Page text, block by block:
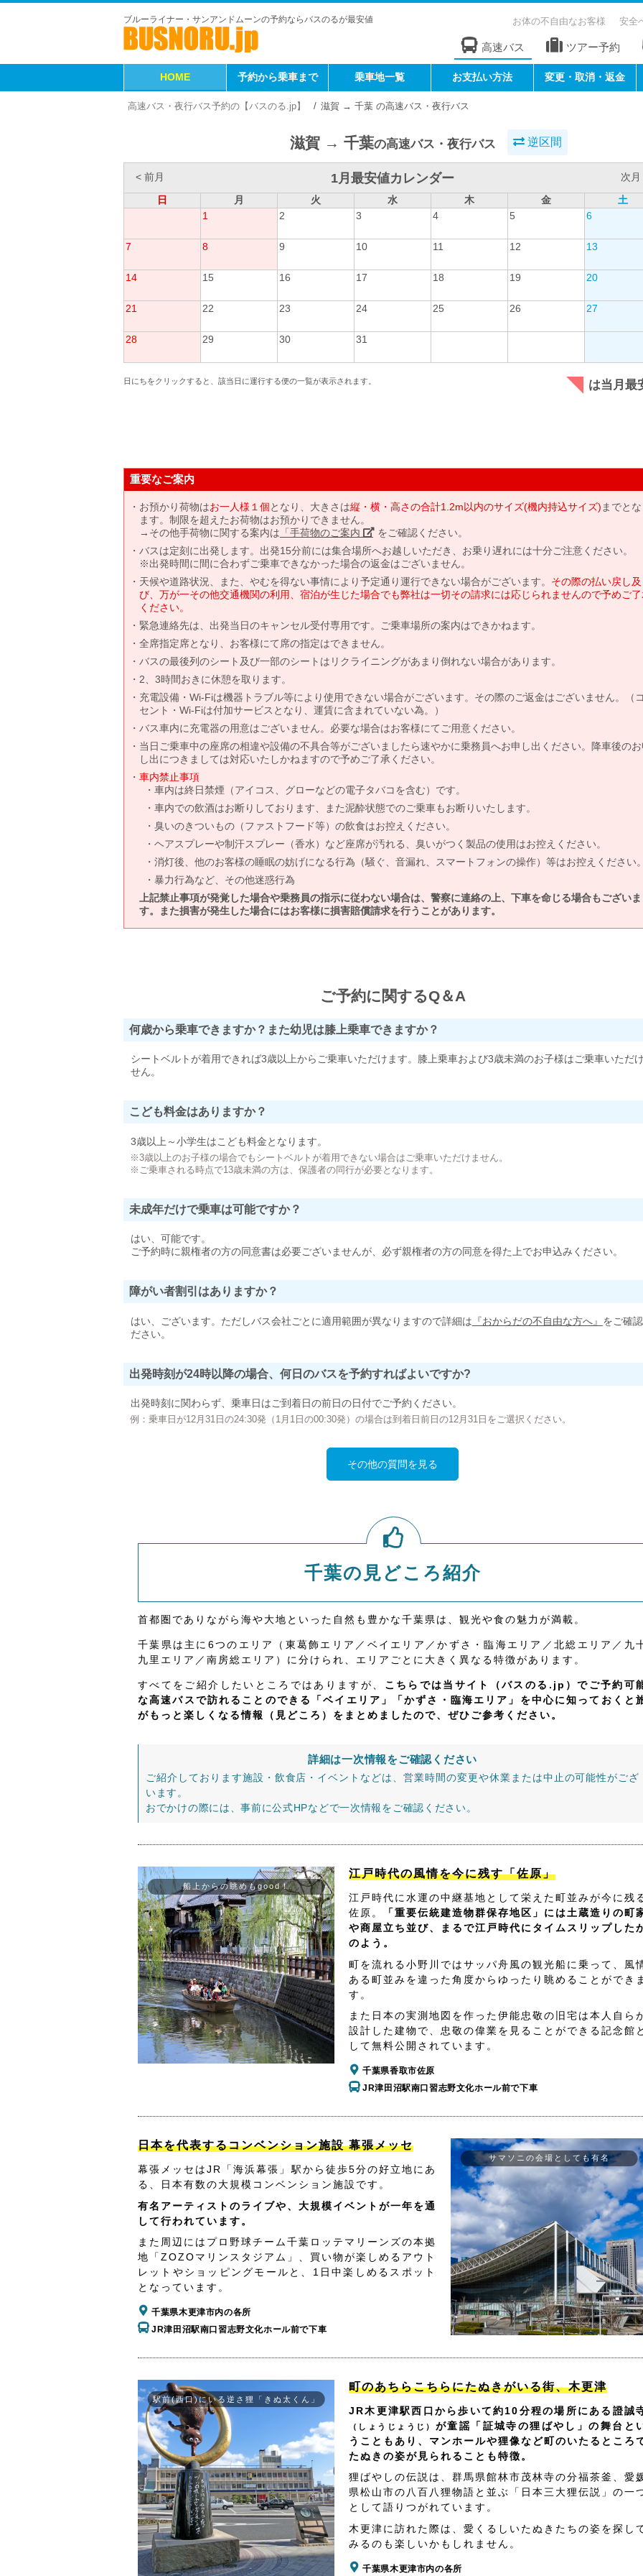
ブルーライナー・サンアンドムーンの予約ならバスのるが最安値 お体の不自由なお客様 安全
高速バス ツアー予約
HOME 予約から乗車まで 乗車地一覧 お支払い方法 変更・取消・返金
高速バス・夜行バス予約の【バスのる.jp】 滋賀 → 千葉 の高速バス・夜行バス
滋賀 → 千葉の高速バス・夜行バス 逆区間
< 前月 1月最安値カレンダー
次月
日
月 火 水 木 金
土
1
2 3 4 5 6
7 8 9 10 11 12 13
14 15 16 17 18 19 20
21 22 23 24 25 26 27
28 29 30 31
日にちをクリックすると、該当日に運行する便の一覧が表示されます。 は当月最
重要なご案内
お預かり荷物はお一人様１個となり、大きさは縦・横・高さの合計1.2m以内のサイズ(機内持込サイズ) までと
ます。制限を超えたお荷物はお預かりできません。
→その他手荷物に関する案内は 「手荷物のご案内」 をご確認ください。
バスは定刻に出発します。出発15分前には集合場所へお越しいただき、お乗り遅れには十分ご注意ください。
※出発時間に間に合わずご乗車できなかった場合の返金はございません。
天候や道路状況、また、やむを得ない事情により予定通り運行できない場合がございます。 その際の払い戻し及
び、万が一その他交通機関の利用、宿泊が生じた場合でも弊社は一切その請求には応じられませんので予めご
ください。
緊急連絡先は、出発当日のキャンセル受付専用です。ご乗車場所の案内はできかねます。
全席指定席となり、お客様にて席の指定はできません。
バスの最後列のシート及び一部のシートはリクライニングがあまり倒れない場合があります。
2、3時間おきに休憩を取ります。
充電設備・Wi-Fiは機器トラブル等により使用できない場合がございます。その際のご返金はございません。（
セント・Wi-Fiは付加サービスとなり、運賃に含まれていない為。）
バス車内に充電器の用意はございません。必要な場合はお客様にてご用意ください。
当日ご乗車中の座席の相違や設備の不具合等がございましたら速やかに乗務員へお申し出ください。降車後の
し出につきましては対応いたしかねますので予めご了承ください。
車内禁止事項
車内は終日禁煙（アイコス、グローなどの電子タバコを含む）です。
車内での飲酒はお断りしております、また泥酔状態でのご乗車もお断りいたします。
臭いのきついもの（ファストフード等）の飲食はお控えください。
ヘアスプレーや制汗スプレー（香水）など座席が汚れる、臭いがつく製品の使用はお控えください。
消灯後、他のお客様の睡眠の妨げになる行為（騒ぐ、音漏れ、スマートフォンの操作）等はお控えください
暴力行為など、その他迷惑行為
上記禁止事項が発覚した場合や乗務員の指示に従わない場合は、警察に連絡の上、下車を命じる場合もございま
す。また損害が発生した場合にはお客様に損害賠償請求を行うことがあります。
ご予約に関するQ＆A
何歳から乗車できますか？また幼児は膝上乗車できますか？
シートベルトが着用できれば3歳以上からご乗車いただけます。膝上乗車および3歳未満のお子様はご乗車いただ
せん。
こども料金はありますか？
3歳以上～小学生はこども料金となります。
※3歳以上のお子様の場合でもシートベルトが着用できない場合はご乗車いただけません。
※ご乗車される時点で13歳未満の方は、保護者の同行が必要となります。
未成年だけで乗車は可能ですか？
はい、可能です。
ご予約時に親権者の方の同意書は必要ございませんが、必ず親権者の方の同意を得た上でお申込みください。
障がい者割引はありますか？
はい、ございます。ただしバス会社ごとに適用範囲が異なりますので詳細は 『おからだの不自由な方へ』 をご確
ださい。
出発時刻が24時以降の場合、何日のバスを予約すればよいですか?
出発時刻に関わらず、乗車日はご到着日の前日の日付でご予約ください。
例：乗車日が12月31日の24:30発（1月1日の00:30発）の場合は到着日前日の12月31日をご選択ください。
その他の質問を見る
千葉の見どころ紹介
首都圏でありながら海や大地といった自然も豊かな千葉県は、観光や食の魅力が満載。
千葉県は主に6つのエリア（東葛飾エリア／ベイエリア／かずさ・臨海エリア／北総エリア／九
九里エリア／南房総エリア）に分けられ、エリアごとに大きく異なる特徴があります。
すべてをご紹介したいところではありますが、 こちらでは当サイト（バスのる.jp）でご予約可
な高速バスで訪れることのできる「ベイエリア」「かずさ・臨海エリア」を中心に知っておくと
がもっと楽しくなる情報（見どころ）をまとめましたので、ぜひご参考ください。
詳細は一次情報をご確認ください
ご紹介しております施設・飲食店・イベントなどは、営業時間の変更や休業または中止の可能性がござ
います。
おでかけの際には、事前に公式HPなどで一次情報をご確認ください。
船上からの眺めもgood！
江戸時代の風情を今に残す「佐原」
江戸時代に水運の中継基地として栄えた町並みが今に残
佐原。
「重要伝統建造物群保存地区」には土蔵造りの町
や商屋立ち並び、まるで江戸時代にタイムスリップした
のよう。
町を流れる小野川ではサッパ舟風の観光船に乗って、風
ある町並みを違った角度からゆったり眺めることができ
す。
また日本の実測地図を作った伊能忠敬の旧宅は本人自ら
設計した建物で、忠敬の偉業を見ることができる記念館
して無料公開されています。
千葉県香取市佐原
JR津田沼駅南口習志野文化ホール前で下車
日本を代表するコンベンション施設 幕張メッセ
幕張メッセはJR「海浜幕張」駅から徒歩5分の好立地にあ
る、日本有数の大規模コンベンション施設です。
有名アーティストのライブや、大規模イベントが一年を通
して行われています。
また周辺にはプロ野球チーム千葉ロッテマリーンズの本拠
地「ZOZOマリンスタジアム」、買い物が楽しめるアウト
レットやショッピングモールと、1日中楽しめるスポット
となっています。
千葉県木更津市内の各所
JR津田沼駅南口習志野文化ホール前で下車
サマソニの会場としても有名
駅前(西口)にいる逆さ狸「きぬ太くん」
町のあちらこちらにたぬきがいる街、木更津
JR木更津駅西口から歩いて約10分程の場所にある證誠
（しょうじょうじ） が童謡「証城寺の狸ばやし」の舞台と
うこともあり、マンホールや狸像など町のいたるところ
たぬきの姿が見られることも特徴。
狸ばやしの伝説は、群馬県館林市茂林寺の分福茶釜、愛
県松山市の八百八狸物語と並ぶ「日本三大狸伝説」の一
として語りつがれています。
木更津に訪れた際は、愛くるしいたぬきたちの姿を探し
みるのも楽しいかもしれません。
千葉県木更津市内の各所